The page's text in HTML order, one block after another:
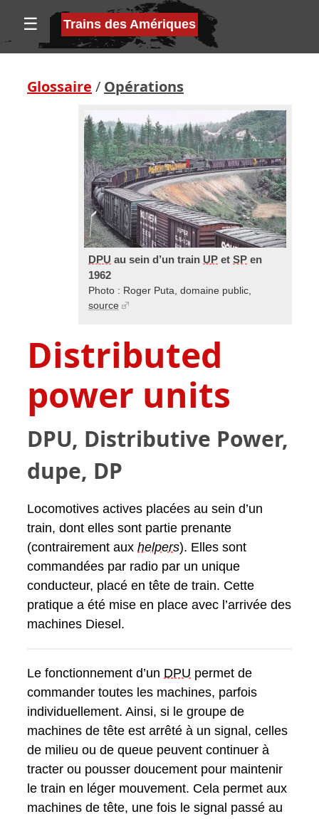
☰ Trains des Amériques
Glossaire / Opérations
DPU au sein d’un train UP et SP en
1962
Photo : Roger Puta, domaine public,
source
Distributed
power units
DPU, Distributive Power,
dupe, DP
Locomotives actives placées au sein d’un
train, dont elles sont partie prenante
(contrairement aux helpers). Elles sont
commandées par radio par un unique
conducteur, placé en tête de train. Cette
pratique a été mise en place avec l’arrivée des
machines Diesel.
Le fonctionnement d’un DPU permet de
commander toutes les machines, parfois
individuellement. Ainsi, si le groupe de
machines de tête est arrêté à un signal, celles
de milieu ou de queue peuvent continuer à
tracter ou pousser doucement pour maintenir
le train en léger mouvement. Cela permet aux
machines de tête, une fois le signal passé au